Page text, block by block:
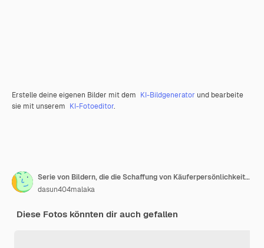
Erstelle deine eigenen Bilder mit dem KI-Bildgenerator und bearbeite
sie mit unserem KI-Fotoeditor.
Serie von Bildern, die die Schaffung von Käuferpersönlichkeiten zeigen
dasun404malaka
Diese Fotos könnten dir auch gefallen